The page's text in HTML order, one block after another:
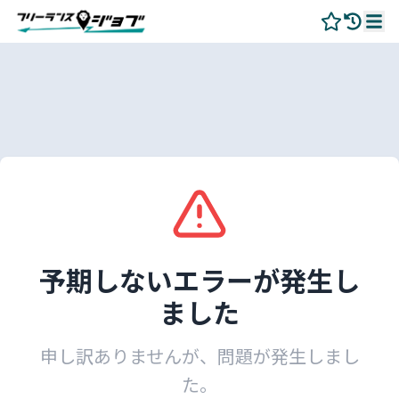
予期しないエラーが発生し
ました
申し訳ありませんが、問題が発生しまし
た。